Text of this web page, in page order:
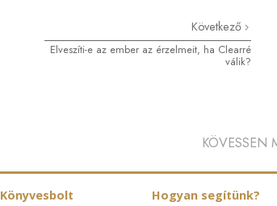
Következő
Elveszíti-e az ember az érzelmeit, ha Clearré
válik?
KÖVESSEN
Könyvesbolt Hogyan segítünk?